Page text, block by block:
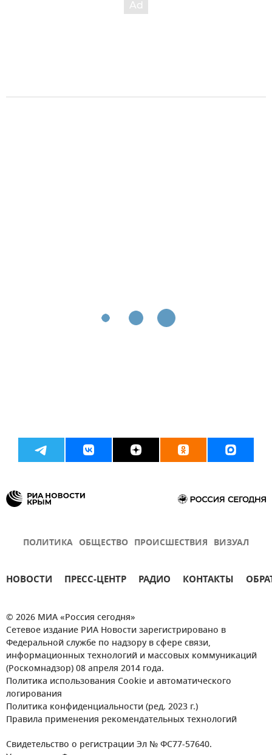
ПОЛИТИКА ОБЩЕСТВО ПРОИСШЕСТВИЯ ВИЗУАЛ
НОВОСТИ ПРЕСС-ЦЕНТР РАДИО КОНТАКТЫ
© 2026 МИА «Россия сегодня»
Сетевое издание РИА Новости зарегистрировано в
Федеральной службе по надзору в сфере связи,
информационных технологий и массовых коммуникаций
(Роскомнадзор) 08 апреля 2014 года.
Политика использования Cookie и автоматического
логирования
Политика конфиденциальности (ред. 2023 г.)
Правила применения рекомендательных технологий
Свидетельство о регистрации Эл № ФС77-57640.